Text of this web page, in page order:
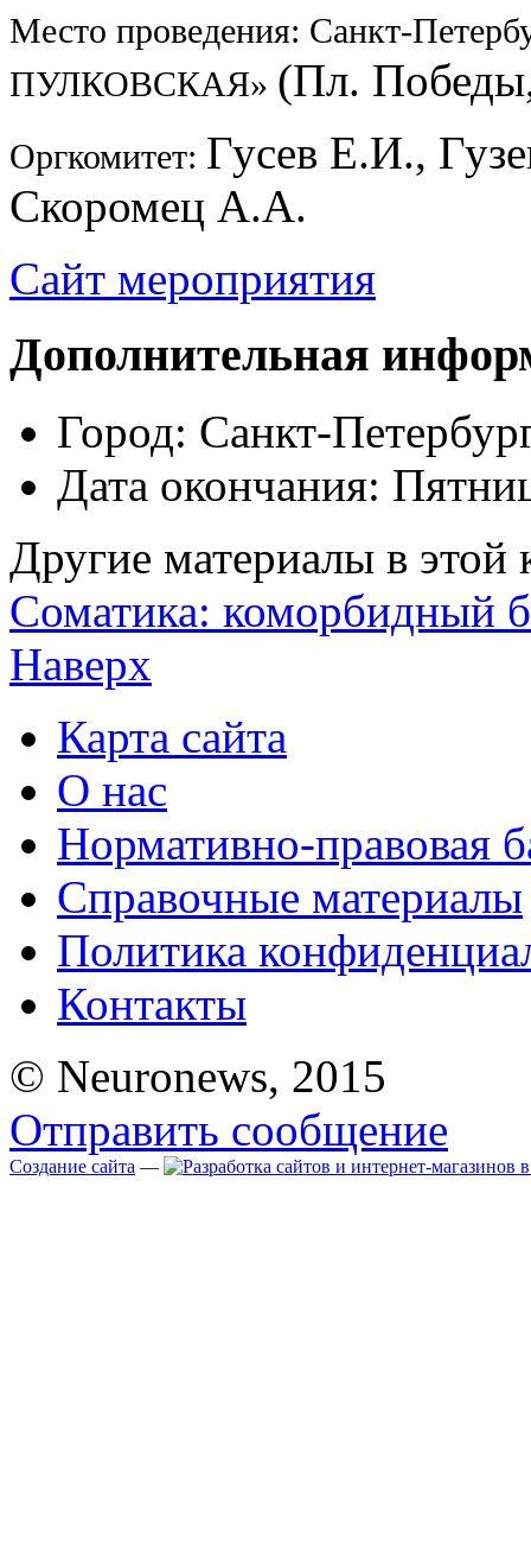
Место проведения: Санкт-
ПУЛКОВСКАЯ» (Пл.
Оргкомитет: Гусев Е.И.,
Скоромец А.А.
Сайт мероприятия
Дополнительная
Город: Санкт-
Дата окончания:
Другие материалы в этой
Соматика: коморбидный
Наверх
Карта сайта
О нас
Нормативно-правовая
Справочные материалы
Политика
Контакты
© Neuronews, 2015
Отправить сообщение
Создание сайта —